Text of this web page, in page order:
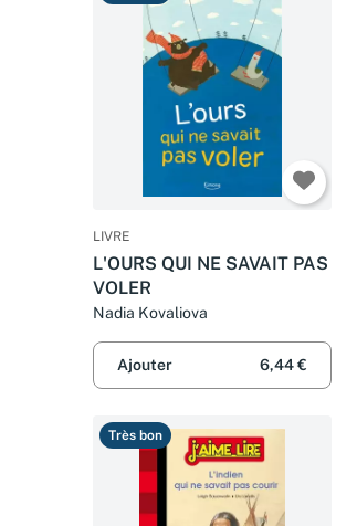
LIVRE
L'OURS QUI NE SAVAIT PAS
VOLER
Nadia Kovaliova
Ajouter 6,44 €
Très bon